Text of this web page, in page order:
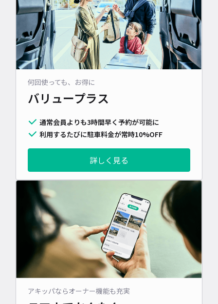
何回使っても、お得に
バリュープラス
通常会員よりも3時間早く予約が可能に
利用するたびに駐車料金が常時10%OFF
詳しく見る
アキッパならオーナー機能も充実